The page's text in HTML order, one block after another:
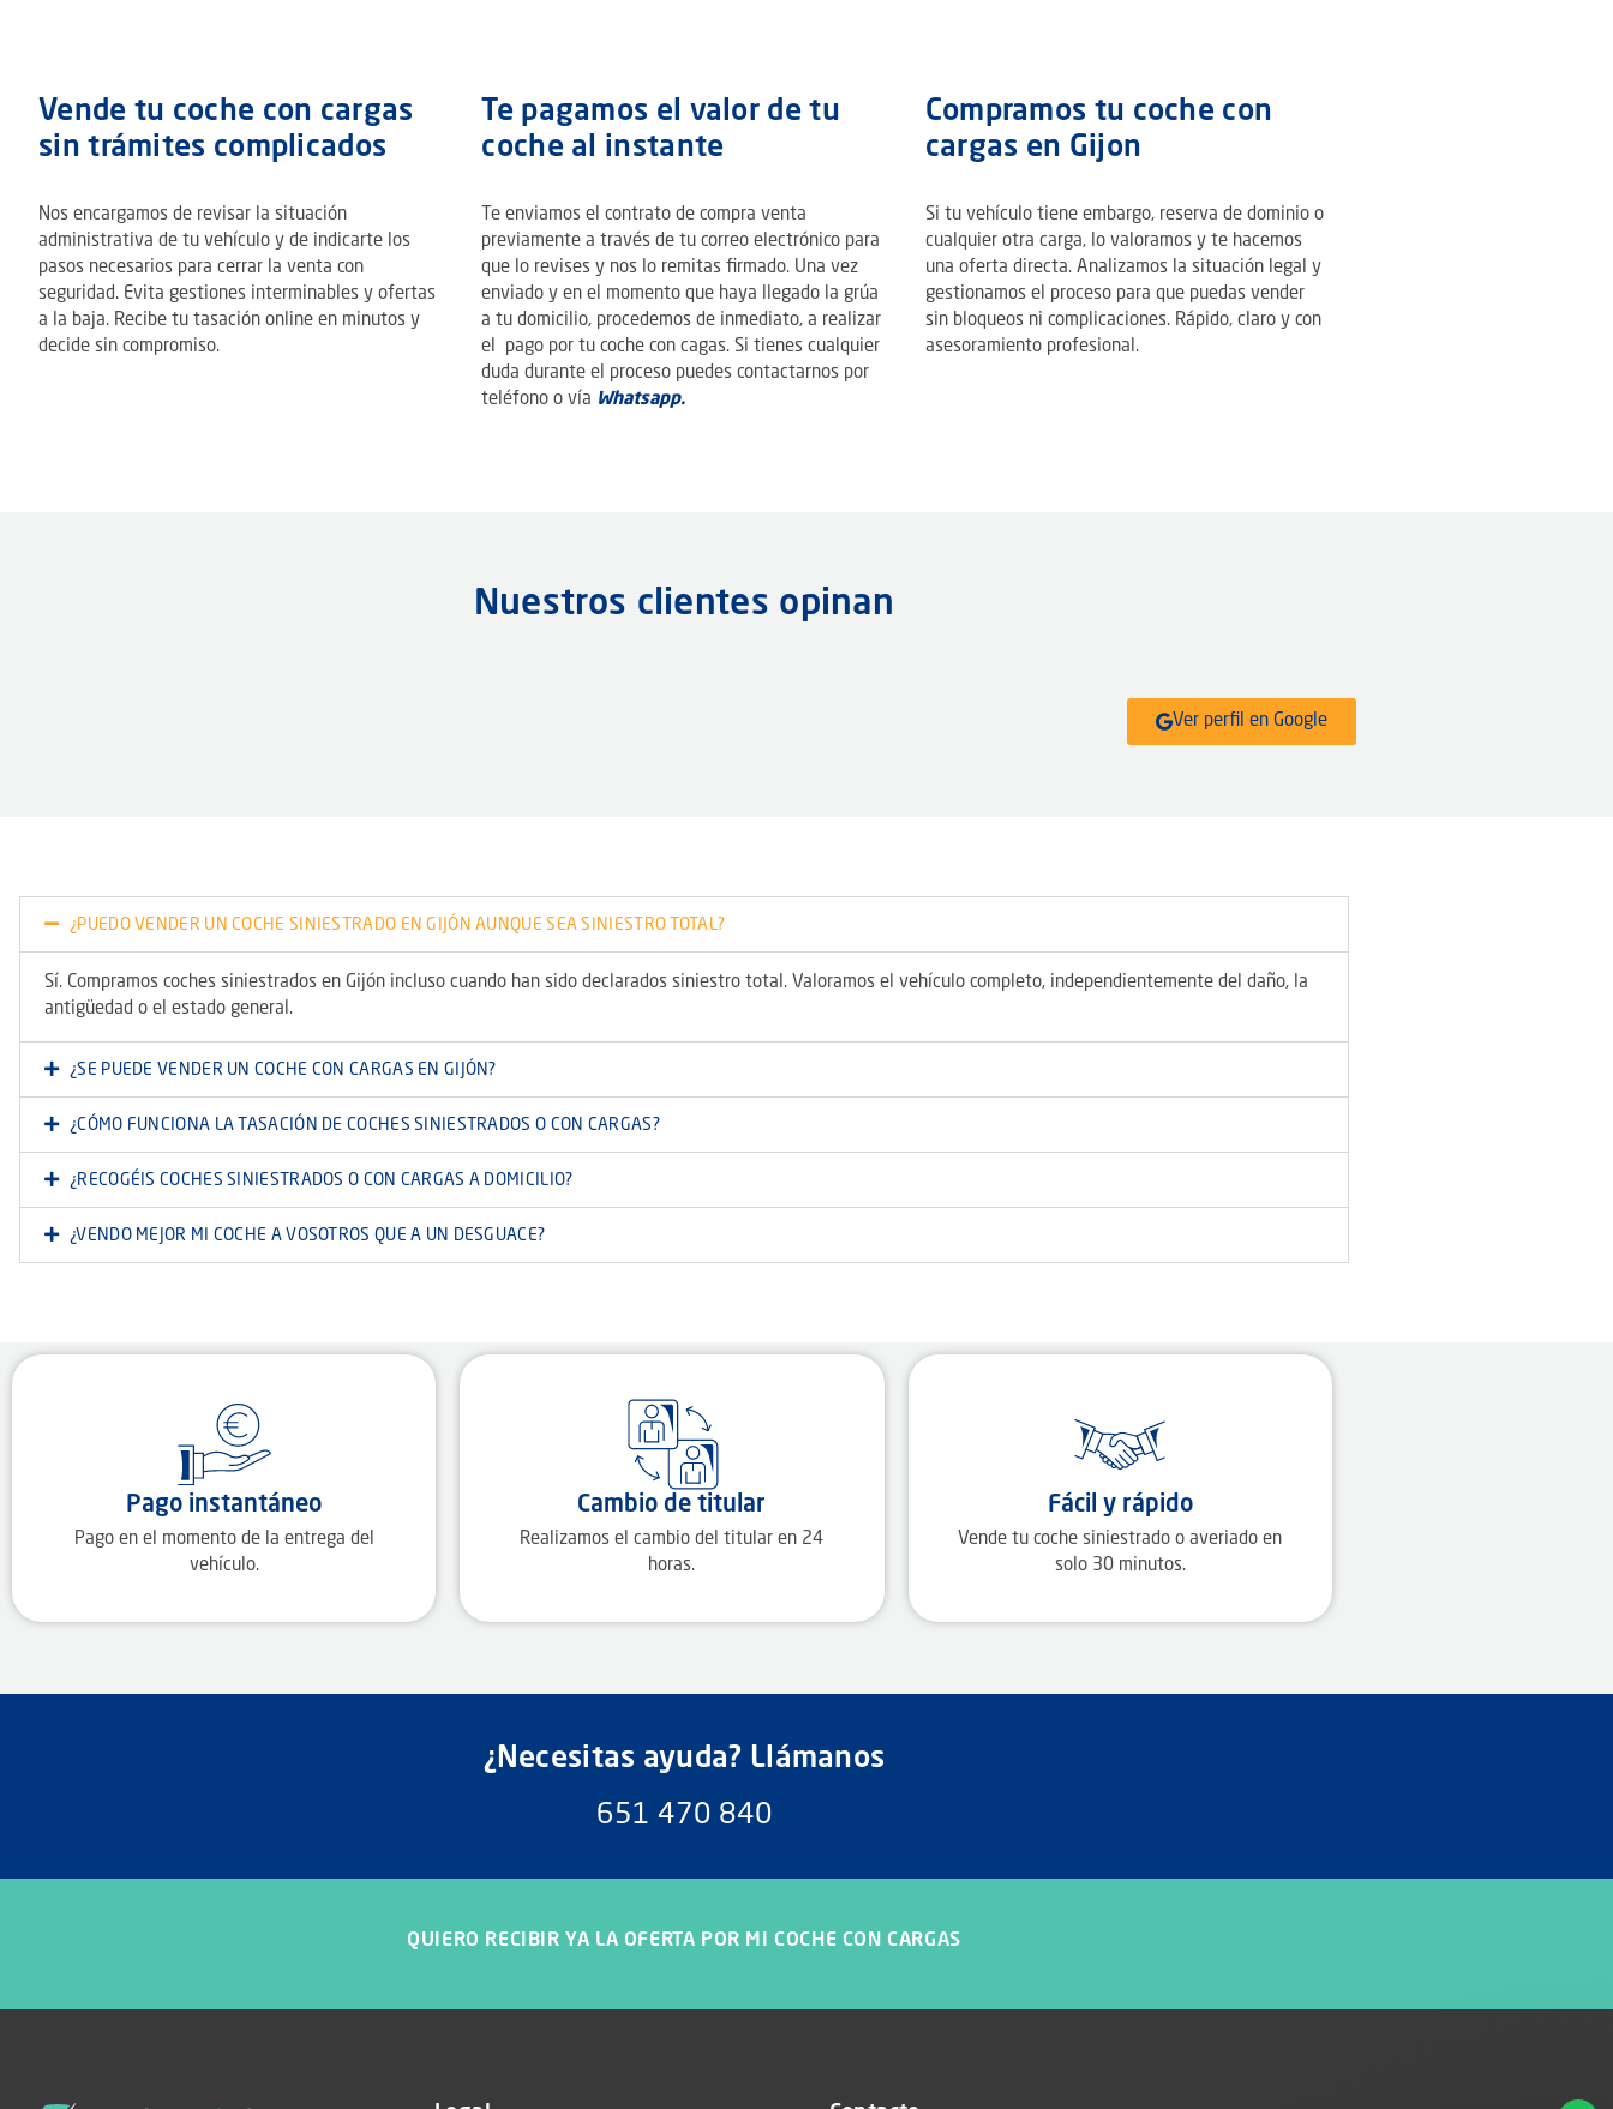
Vende tu coche con cargas
sin trámites complicados
Nos encargamos de revisar la situación
administrativa de tu vehículo y de indicarte los
pasos necesarios para cerrar la venta con
seguridad. Evita gestiones interminables y ofertas
a la baja. Recibe tu tasación online en minutos y
decide sin compromiso.
Te pagamos el valor de tu
coche al instante
Te enviamos el contrato de compra venta
previamente a través de tu correo electrónico para
que lo revises y nos lo remitas firmado. Una vez
enviado y en el momento que haya llegado la grúa
a tu domicilio, procedemos de inmediato, a realizar
el pago por tu coche con cagas. Si tienes cualquier
duda durante el proceso puedes contactarnos por
teléfono o vía Whatsapp.
Compramos tu coche con
cargas en Gijon
Si tu vehículo tiene embargo, reserva de dominio o
cualquier otra carga, lo valoramos y te hacemos
una oferta directa. Analizamos la situación legal y
gestionamos el proceso para que puedas vender
sin bloqueos ni complicaciones. Rápido, claro y con
asesoramiento profesional.
Nuestros clientes opinan
Ver perfil en Google
¿PUEDO VENDER UN COCHE SINIESTRADO EN GIJÓN AUNQUE SEA SINIESTRO TOTAL?
Sí. Compramos coches siniestrados en Gijón incluso cuando han sido declarados siniestro total. Valoramos el vehículo completo, independientemente del daño, la
antigüedad o el estado general.
¿SE PUEDE VENDER UN COCHE CON CARGAS EN GIJÓN?
¿CÓMO FUNCIONA LA TASACIÓN DE COCHES SINIESTRADOS O CON CARGAS?
¿RECOGÉIS COCHES SINIESTRADOS O CON CARGAS A DOMICILIO?
¿VENDO MEJOR MI COCHE A VOSOTROS QUE A UN DESGUACE?
Pago instantáneo
Pago en el momento de la entrega del
vehículo.
Cambio de titular
Realizamos el cambio del titular en 24
horas.
Fácil y rápido
Vende tu coche siniestrado o averiado en
solo 30 minutos.
¿Necesitas ayuda? Llámanos
651 470 840
QUIERO RECIBIR YA LA OFERTA POR MI COCHE CON CARGAS